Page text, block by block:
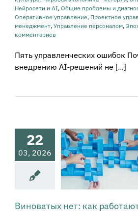
перемен
Нейросети и AI, Общие проблемы и
Оперативное управление, Проектное
менеджмент, Управление персоналом,
комментариев
Пять управленческих ошибок
внедрению AI-решений не [...]
22
03, 2026
брак
Виноватых нет: как